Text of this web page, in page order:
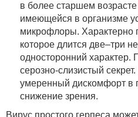
в более старшем
имеющейся в организме
микрофлоры. Характерно
которое длится две–три
односторонний характер.
серозно-слизистый
умеренный дискомфорт в
снижение зрения.
Вирус простого герпеса